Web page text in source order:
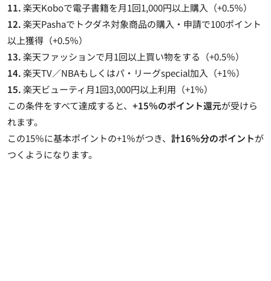
11.楽天Koboで電子書籍を月1回1,000円以上購入（+0.5％）
12.楽天Pashaでトクダネ対象商品の購入・申請で100ポイント
以上獲得（+0.5％）
13.楽天ファッションで月1回以上買い物をする（+0.5％）
14.楽天TV／NBAもしくはパ・リーグspecial加入（+1％）
15.楽天ビューティ月1回3,000円以上利用（+1％）
この条件をすべて達成すると、 +15％のポイント還元が受けら
れます。
この15％に基本ポイントの+1％がつき、 計16％分のポイントが
つく ようになります。